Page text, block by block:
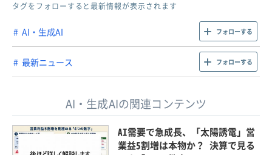
タグをフォローすると最新情報が表示されます
AI・生成AI フォローする
最新ニュース フォローする
AI・生成AIの関連コンテンツ
AI需要で急成長、「太陽誘電」営
業益5割増は本物か？ 決算で見る